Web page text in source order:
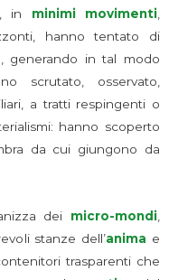
in minimi movimenti,
hanno tentato di
generando in tal modo
scrutato, osservato,
a tratti respingenti o
hanno scoperto
da cui giungono da
dei micro-mondi,
stanze dell’anima e
trasparenti che